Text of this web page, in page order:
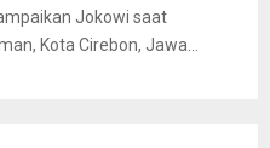
Jokowi saat
Kota Cirebon, Jawa...